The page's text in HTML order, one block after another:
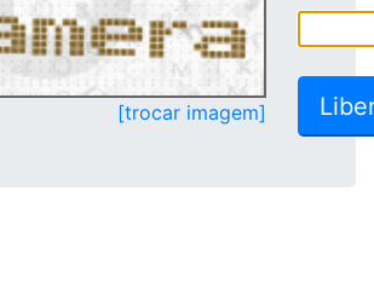
[trocar imagem]